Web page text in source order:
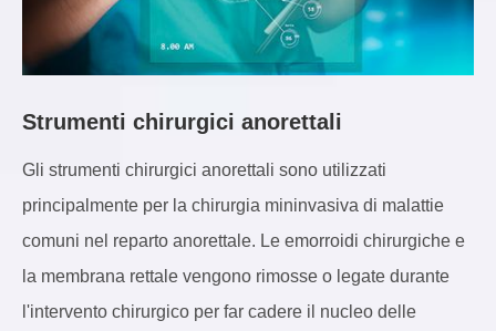
Strumenti chirurgici anorettali
Gli strumenti chirurgici anorettali sono utilizzati
principalmente per la chirurgia mininvasiva di malattie
comuni nel reparto anorettale. Le emorroidi chirurgiche e
la membrana rettale vengono rimosse o legate durante
l'intervento chirurgico per far cadere il nucleo delle